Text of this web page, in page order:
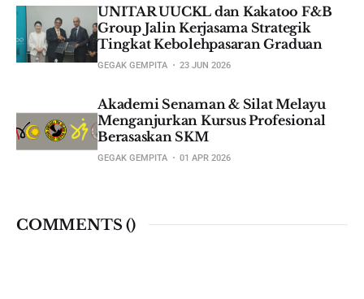
UNITAR UUCKL dan Kakatoo F&B
Group Jalin Kerjasama Strategik
Tingkat Kebolehpasaran Graduan
GEGAK GEMPITA 23 JUN 2026
Akademi Senaman & Silat Melayu
Menganjurkan Kursus Profesional
Berasaskan SKM
GEGAK GEMPITA 01 APR 2026
COMMENTS ()